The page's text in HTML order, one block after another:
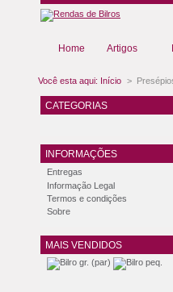
Home Artigos
CATEGORIAS
INFORMAÇÕES
Entregas
Informação Legal
Termos e condições
Sobre
MAIS VENDIDOS
Você esta aqui: Início >